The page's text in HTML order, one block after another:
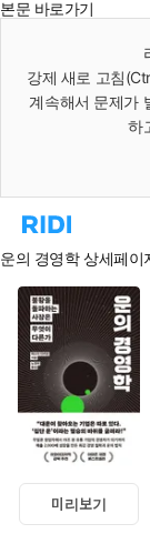
본문 바로가기
강제 새로 고침
계속해서 문제가
하
리
홈
로
이
동
운의 경영학 상세페이
미리보기